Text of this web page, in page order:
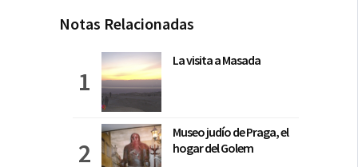
Notas Relacionadas
La visita a Masada
Museo judío de Praga, el
hogar del Golem